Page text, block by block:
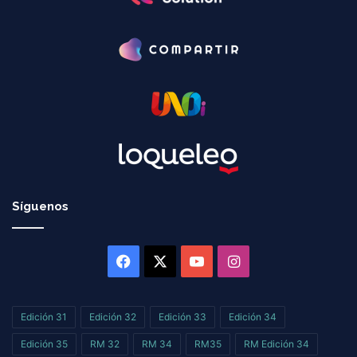
Síguenos
Facebook YouTubeInstagram
Edición 31 Edición 32 Edición 33 Edición 34
Edición 35 RM 32 RM 34 RM35 RM Edición 34